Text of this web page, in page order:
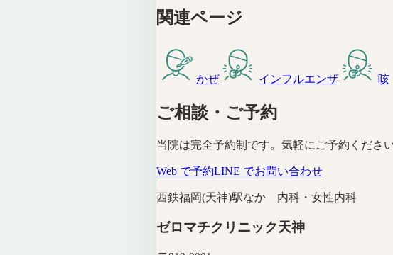
関連ページ
かぜ インフルエンザ 咳
ご相談・ご予約
当院は完全予約制です。気軽にご予約ください
Web で予約LINE でお問い合わせ
西鉄福岡(天神)駅なか 内科・女性内科
ゼロマチクリニック天神